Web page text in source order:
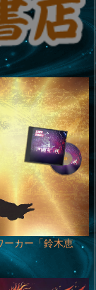
ーカー「鈴木恵